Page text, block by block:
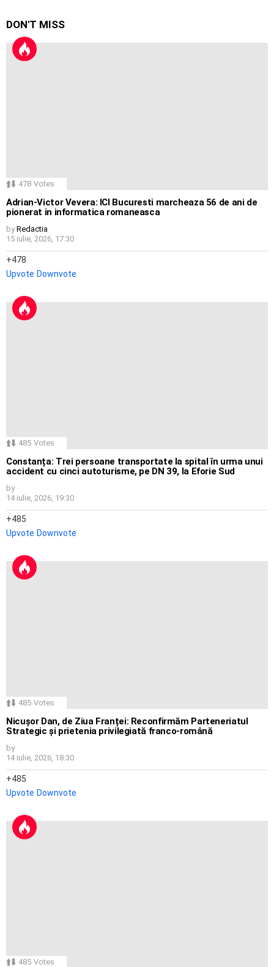
DON'T MISS
478 Votes
Adrian-Victor Vevera: ICI Bucuresti marcheaza 56 de ani de
pionerat in informatica romaneasca
by Redactia
15 iulie, 2026, 17:30
478
Upvote Downvote
485 Votes
Constanța: Trei persoane transportate la spital în urma unui
accident cu cinci autoturisme, pe DN 39, la Eforie Sud
by
14 iulie, 2026, 19:30
485
Upvote Downvote
485 Votes
Nicușor Dan, de Ziua Franței: Reconfirmăm Parteneriatul
Strategic și prietenia privilegiată franco-română
by
14 iulie, 2026, 18:30
485
Upvote Downvote
485 Votes